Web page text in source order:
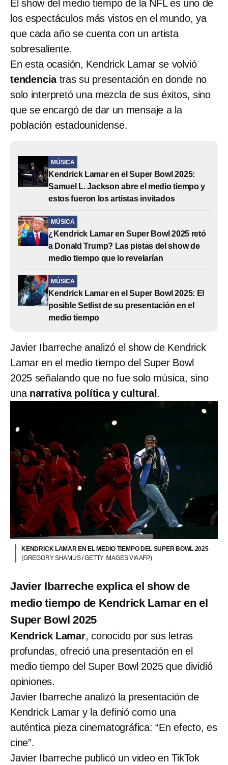
El show del medio tiempo de la NFL es uno de
los espectáculos más vistos en el mundo, ya
que cada año se cuenta con un artista
sobresaliente.
En esta ocasión, Kendrick Lamar se volvió
tendenciatras su presentación en donde no
solo interpretó una mezcla de sus éxitos, sino
que se encargó de dar un mensaje a la
población estadounidense.
MÚSICA
Kendrick Lamar en el Super Bowl 2025:
Samuel L. Jackson abre el medio tiempo y
estos fueron los artistas invitados
MÚSICA
¿Kendrick Lamar en Super Bowl 2025 retó
a Donald Trump? Las pistas del show de
medio tiempo que lo revelarían
MÚSICA
Kendrick Lamar en el Super Bowl 2025: El
posible Setlist de su presentación en el
medio tiempo
Javier Ibarreche analizó el show de Kendrick
Lamar en el medio tiempo del Super Bowl
2025 señalando que no fue solo música, sino
una narrativa política y cultural .
KENDRICK LAMAR EN EL MEDIO TIEMPO DEL SUPER BOWL 2025
(GREGORY SHAMUS / GETTY IMAGES VIA AFP)
Javier Ibarreche explica el show de
medio tiempo de Kendrick Lamar en el
Super Bowl 2025
Kendrick Lamar, conocido por sus letras
profundas, ofreció una presentación en el
medio tiempo del Super Bowl 2025 que dividió
opiniones.
Javier Ibarreche analizó la presentación de
Kendrick Lamar y la definió como una
auténtica pieza cinematográfica: “En efecto, es
cine”.
Javier Ibarreche publicó un video en TikTok